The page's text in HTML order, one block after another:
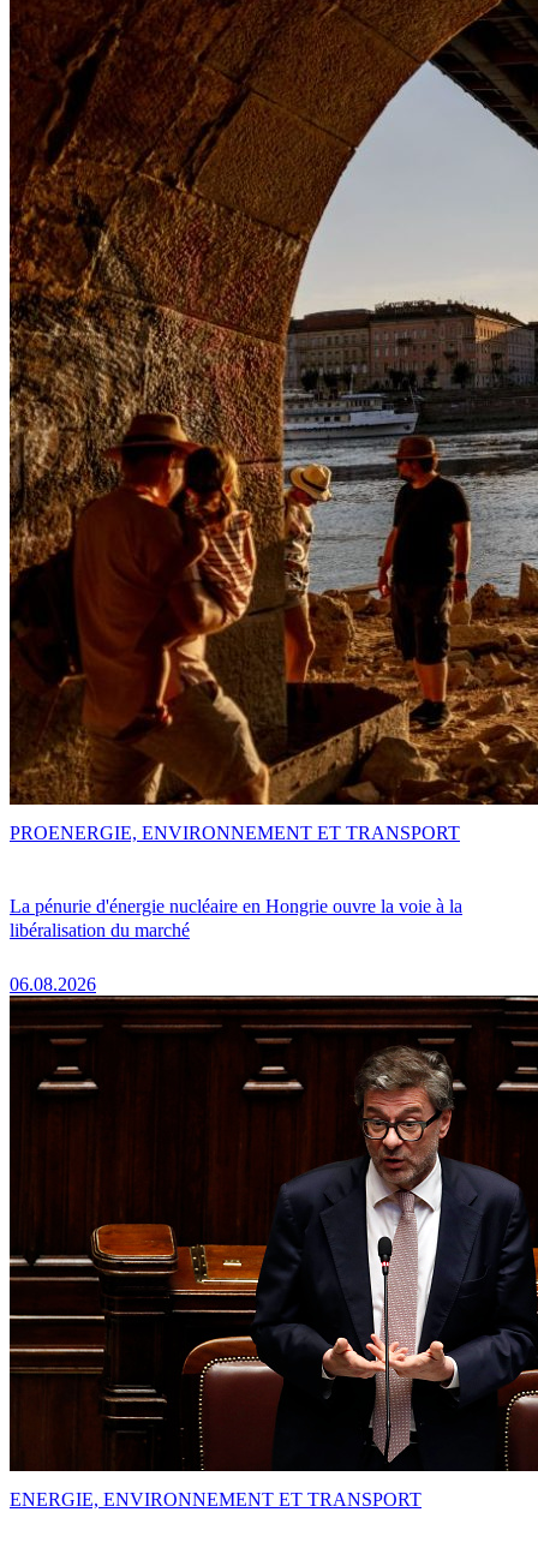
La pénurie d'énergie nucléaire en Hongrie ouvre la voie à la
libéralisation du marché
06.08.2026
PROENERGIE, ENVIRONNEMENT ET TRANSPORT
ENERGIE, ENVIRONNEMENT ET TRANSPORT